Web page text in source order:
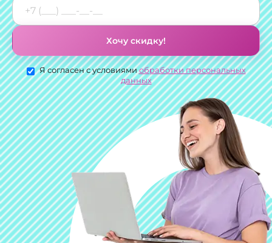
Хочу скидку!
Я согласен с условиямиобработки персональных
данных